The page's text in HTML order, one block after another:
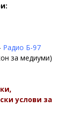
Радио Б-97
за медиуми)
услови за